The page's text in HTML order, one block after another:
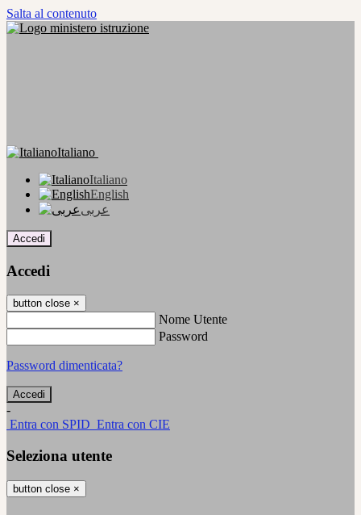
Salta al contenuto
Italiano
Italiano
English
عربى
Accedi
Accedi
button close ×
Nome Utente
Password
Password dimenticata?
-
Entra con SPID Entra con CIE
Seleziona utente
button close ×